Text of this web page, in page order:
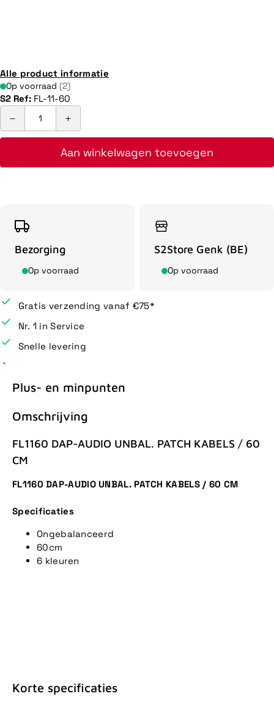
Alle product informatie
Op voorraad (2)
S2 Ref: FL-11-60
Aan winkelwagen toevoegen
Bezorging
Op voorraad
S2Store Genk (BE)
Op voorraad
Gratis verzending vanaf €75*
Nr. 1 in Service
Snelle levering
Plus- en minpunten
Omschrijving
FL1160 DAP-AUDIO UNBAL. PATCH KABELS / 60
CM
FL1160 DAP-AUDIO UNBAL. PATCH KABELS / 60 CM
Specificaties
Ongebalanceerd
60cm
6 kleuren
Korte specificaties